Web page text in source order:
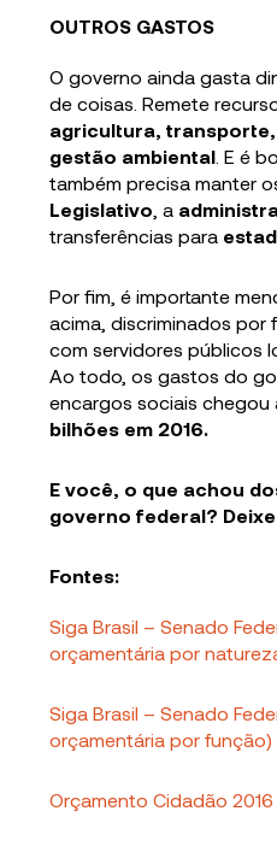
OUTROS GASTOS
O governo ainda gasta
de coisas. Remete
agricultura,
gestão ambiental . E é
também precisa manter
Legislativo , a
transferências para
Por fim, é importante
acima, discriminados por
com servidores públicos
Ao todo, os gastos do
encargos sociais chegou
bilhões em 2016.
E você, o que achou
governo federal?
Fontes:
Siga Brasil – Senado
orçamentária por
Siga Brasil – Senado
orçamentária por função)
Orçamento Cidadão 2016